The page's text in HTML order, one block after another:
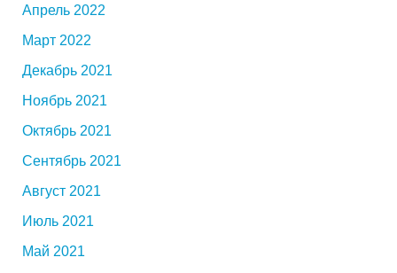
Апрель 2022
Март 2022
Декабрь 2021
Ноябрь 2021
Октябрь 2021
Сентябрь 2021
Август 2021
Июль 2021
Май 2021